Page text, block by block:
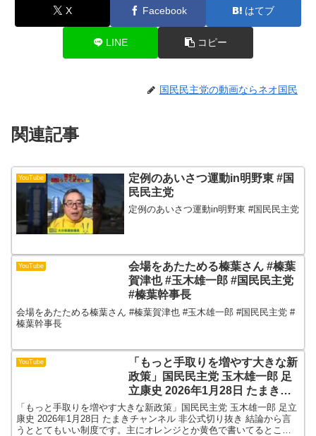
X Facebook はてブ
LINE コピー
国民民主党の動画ならネオ国民
関連記事
YouTube
定例のあいさつ運動in明野東 #国
民民主党
定例のあいさつ運動in明野東 #国民民主党
YouTube
会場をあたためる榛葉さん #榛葉
賀津也 #玉木雄一郎 #国民民主党
#榛葉幹事長
会場をあたためる榛葉さん #榛葉賀津也 #玉木雄一郎 #国民民主党 #
榛葉幹事長
YouTube
「もっと手取りを増やす大きな新
政策」国民民主党 玉木雄一郎 足
立康史 2026年1月28日 たまきチ
ャンネル 非公式切り抜き
「もっと手取りを増やす大きな新政策」国民民主党 玉木雄一郎 足立
康史 2026年1月28日 たまきチャンネル 非公式切り抜き 結論から言
うととてもいい制度です。主にオレンジとか黄色で書いてるところ